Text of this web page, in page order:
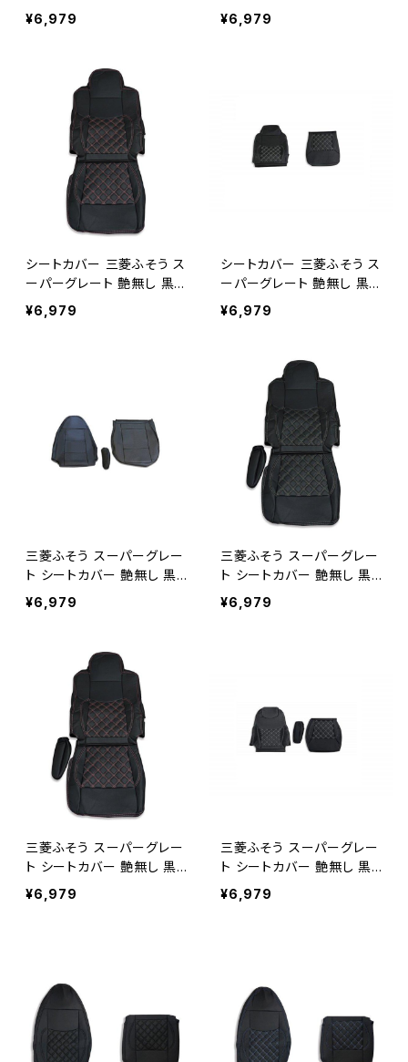
ザー 助手席 左側 トラック
ブラックステッチ AP-CV00
¥6,979
ザー 助手席 左側 トラック
ブルーステッチ AP-CV005
¥6,979
シートカバー 三菱ふそう ス
ーパーグレート 艶無し 黒レ
ザー 助手席 左側 トラック
レッドステッチ AP-CV005L
¥6,979
シートカバー 三菱ふそう ス
ーパーグレート 艶無し 黒レ
ザー 助手席 左側 トラック
ホワイトステッチ AP-CV00
¥6,979
三菱ふそう スーパーグレー
ト シートカバー 艶無し 黒
運転席用 パンチング レザー
AP-CV005R
¥6,979
三菱ふそう スーパーグレー
ト シートカバー 艶無し 黒
運転席用ダイヤモンドブラッ
クステッチ AP-CV005R-B
¥6,979
三菱ふそう スーパーグレー
ト シートカバー 艶無し 黒
運転席用ダイヤモンドレッド
ステッチ AP-CV005R-RL
¥6,979
三菱ふそう スーパーグレー
ト シートカバー 艶無し 黒
運転席用ダイヤモンドホワ
イトステッチ AP-CV005R-
¥6,979